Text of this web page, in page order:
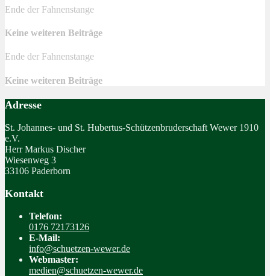
Ende der Fahnenstange
Keine weiteren Beiträge
Ende der Fahnenstange
Keine weiteren Beiträge
Adresse
St. Johannes- und St. Hubertus-Schützenbruderschaft Wewer 1910
e.V.
Herr Markus Discher
Wiesenweg 3
33106 Paderborn
Kontakt
Telefon:
0176 72173126
E-Mail:
info@schuetzen-wewer.de
Webmaster:
medien@schuetzen-wewer.de